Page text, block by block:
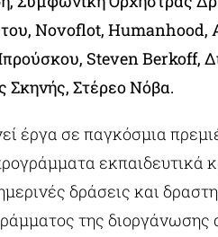
Novoflot, Humanhood,
Steven Berkoff,
Σκηνής, Στέρεο Νόβα.
έργα σε παγκόσμια
δράσεις και
της